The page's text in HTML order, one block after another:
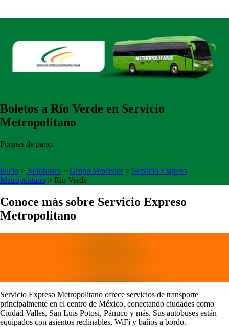
Boletos a Río Verde en Servicio
Metropolitano
Formas de pago:
Inicio > Autobuses > Grupo Vencedor> Servicio Expreso
Metropolitano > Río Verde
Conoce más sobre Servicio Expreso
Metropolitano
Servicio Expreso Metropolitano ofrece servicios de transporte
principalmente en el centro de México, conectando ciudades como
Ciudad Valles, San Luis Potosí, Pánuco y más. Sus autobuses están
equipados con asientos reclinables, WiFi y baños a bordo.